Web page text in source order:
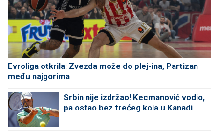
Evroliga otkrila: Zvezda može do plej-ina, Partizan
među najgorima
Srbin nije izdržao! Kecmanović vodio,
pa ostao bez trećeg kola u Kanadi